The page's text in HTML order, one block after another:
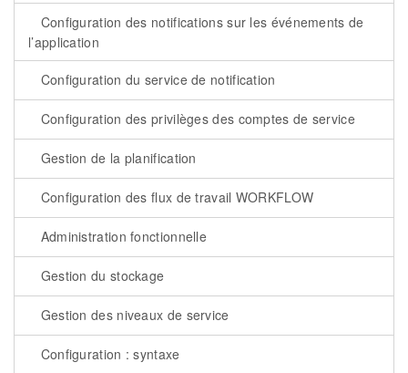
Configuration des notifications sur les événements de
l’application
Configuration du service de notification
Configuration des privilèges des comptes de service
Gestion de la planification
Configuration des flux de travail WORKFLOW
Administration fonctionnelle
Gestion du stockage
Gestion des niveaux de service
Configuration : syntaxe